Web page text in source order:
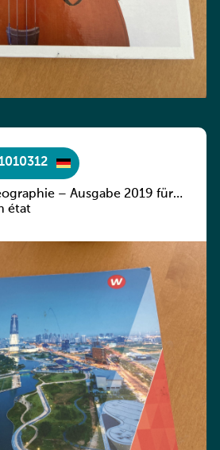
– Ausgabe 2019 für
Arbeitsheft 3
état